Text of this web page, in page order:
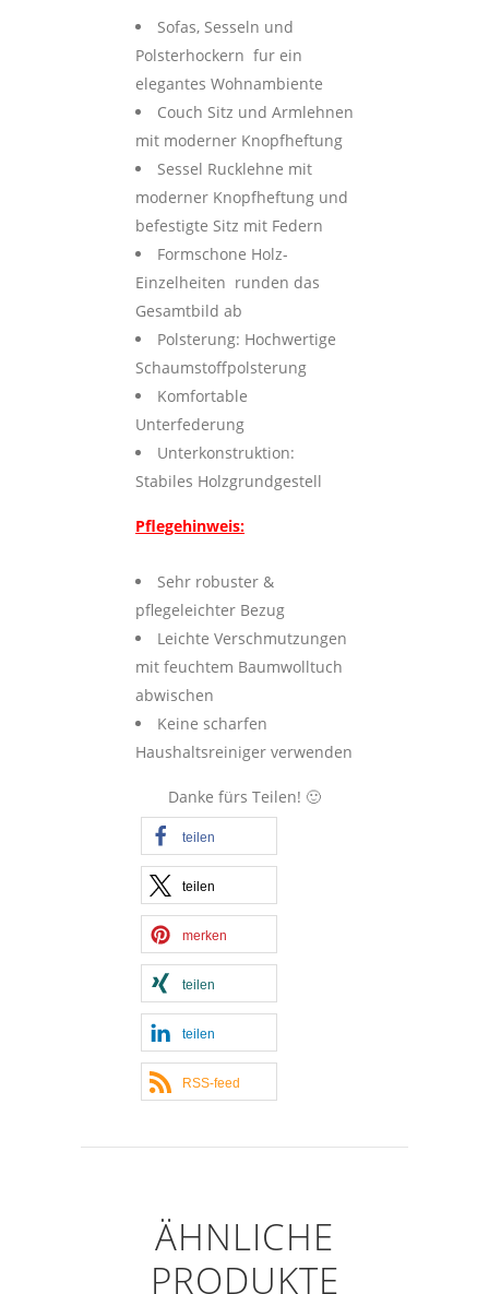
Sofas, Sesseln und
Polsterhockern fur ein
elegantes Wohnambiente
Couch Sitz und Armlehnen
mit moderner Knopfheftung
Sessel Rucklehne mit
moderner Knopfheftung und
befestigte Sitz mit Federn
Formschone Holz-
Einzelheiten runden das
Gesamtbild ab
Polsterung: Hochwertige
Schaumstoffpolsterung
Komfortable
Unterfederung
Unterkonstruktion:
Stabiles Holzgrundgestell
Pflegehinweis:
Sehr robuster &
pflegeleichter Bezug
Leichte Verschmutzungen
mit feuchtem Baumwolltuch
abwischen
Keine scharfen
Haushaltsreiniger verwenden
Danke fürs Teilen! 🙂
teilen
teilen
merken
teilen
teilen
RSS-feed
ÄHNLICHE
PRODUKTE